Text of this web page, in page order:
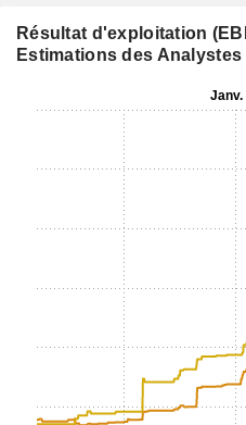
Résultat d'exploitation
Estimations des Analystes